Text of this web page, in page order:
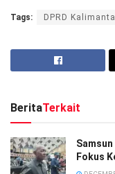
Tags: DPRD
BeritaTerkait
Fokus